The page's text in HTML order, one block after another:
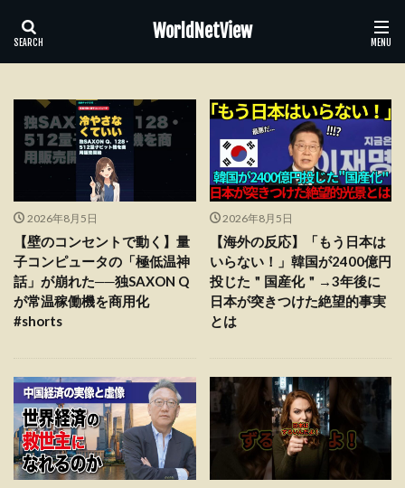
WorldNetView
2026年8月5日
【壁のコンセントで動く】量
子コンピュータの「極低温神
話」が崩れた──独SAXON Q
が常温稼働機を商用化
#shorts
2026年8月5日
【海外の反応】「もう日本は
いらない！」韓国が2400億円
投じた＂国産化＂→3年後に
日本が突きつけた絶望的事実
とは